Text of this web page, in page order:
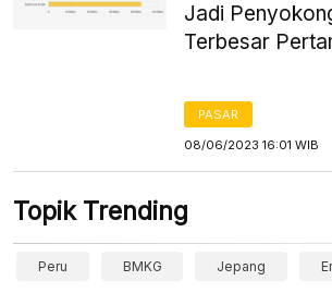
Jadi
Terbesar
PASAR
08/06/2023 16:01 WIB
Topik Trending
Peru BMKG Jepang